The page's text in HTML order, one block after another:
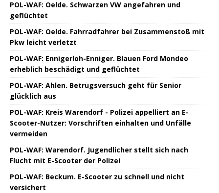
POL-WAF: Oelde. Schwarzen VW angefahren und
geflüchtet
POL-WAF: Oelde. Fahrradfahrer bei Zusammenstoß mit
Pkw leicht verletzt
POL-WAF: Ennigerloh-Enniger. Blauen Ford Mondeo
erheblich beschädigt und geflüchtet
POL-WAF: Ahlen. Betrugsversuch geht für Senior
glücklich aus
POL-WAF: Kreis Warendorf - Polizei appelliert an E-
Scooter-Nutzer: Vorschriften einhalten und Unfälle
vermeiden
POL-WAF: Warendorf. Jugendlicher stellt sich nach
Flucht mit E-Scooter der Polizei
POL-WAF: Beckum. E-Scooter zu schnell und nicht
versichert